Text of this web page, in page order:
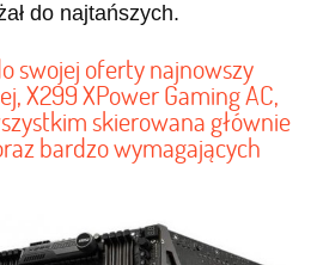
do najtańszych.
swojej oferty najnowszy
X299 XPower Gaming AC,
skierowana głównie
bardzo wymagających